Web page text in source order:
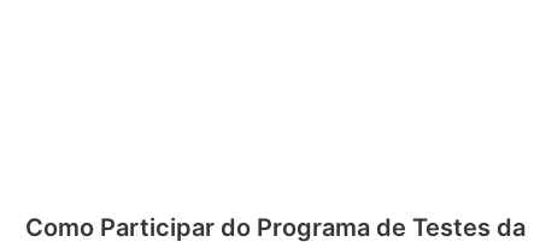
Como Participar do Programa de Testes da